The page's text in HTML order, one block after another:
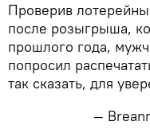
Проверив
после розыгрыша,
прошлого года,
попросил
так сказать, для
—